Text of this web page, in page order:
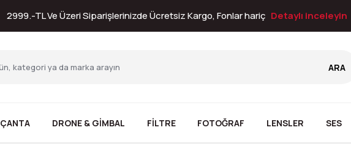
2999.-TL Ve Üzeri Siparişlerinizde Ücretsiz Kargo, Fonlar hariç Detaylı
ARA
ÇANTA DRONE & GİMBAL FİLTRE FOTOĞRAF LENSLER SES